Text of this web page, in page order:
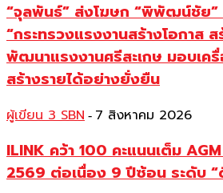
“จุลพันธ์” ส่งโฆษก “พิพัฒน์ชัย”
“กระทรวงแรงงานสร้างโอกาส
พัฒนาแรงงานศรีสะเกษ มอบเค
สร้างรายได้อย่างยั่งยืน
ผู้เขียน 3 SBN - 7 สิงหาคม 2026
ILINK คว้า 100 คะแนนเต็ม
2569 ต่อเนื่อง 9 ปีซ้อน ระดับ “